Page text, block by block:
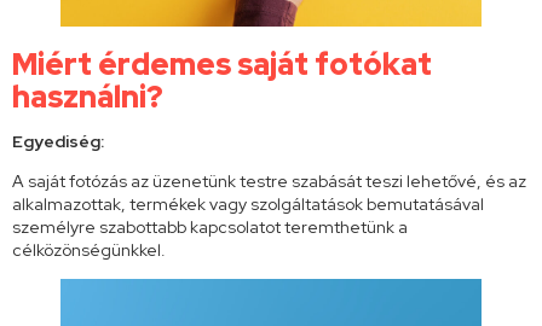
Miért érdemes saját fotókat
használni?
Egyediség:
A saját fotózás az üzenetünk testre szabását teszi lehetővé, és az
alkalmazottak, termékek vagy szolgáltatások bemutatásával
személyre szabottabb kapcsolatot teremthetünk a
célközönségünkkel.